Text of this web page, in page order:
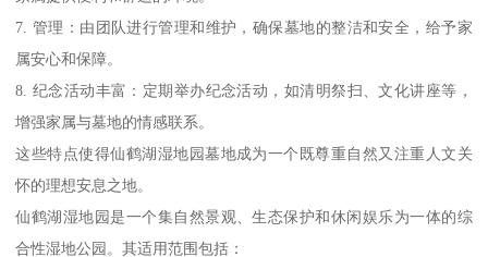
7. 管理：由团队进行管理和维护，确保墓地的整洁和安全，给予家
属安心和保障。
8. 纪念活动丰富：定期举办纪念活动，如清明祭扫、文化讲座等，
增强家属与墓地的情感联系。
这些特点使得仙鹤湖湿地园墓地成为一个既尊重自然又注重人文关
怀的理想安息之地。
仙鹤湖湿地园是一个集自然景观、生态保护和休闲娱乐为一体的综
合性湿地公园。其适用范围包括：